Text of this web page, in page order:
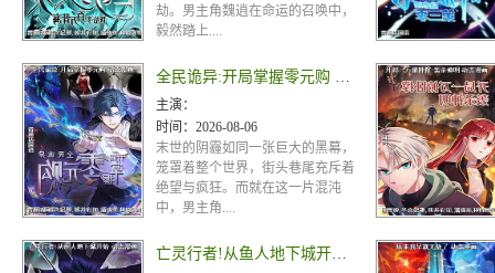
劫。男主角魏逍在命运的召唤中，
毅然踏上....
全民诡异:开局掌握零元购 动态漫画
主演：
时间： 2026-08-06
末世的阴霾如同一张巨大的黑幕，
笼罩着整个世界，街头巷尾充斥着
绝望与疯狂。而就在这一片混沌
中，男主角....
亡灵行者!从鱼人地下城开始 动态漫画